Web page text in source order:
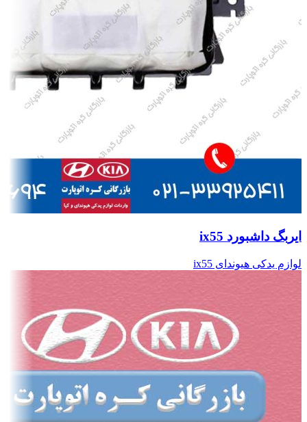
ایربگ داشبورد ix55
لوازم یدکی هیوندای ix55